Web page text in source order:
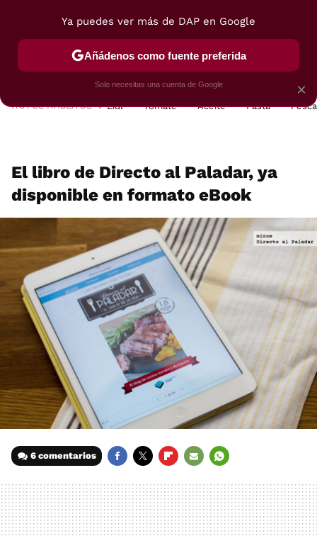
POSTRES VIAJES SELECCIÓN VEGUI
HOY SE HABLA DE Lidl Tomate Aceite Pasta
El libro de Directo al Paladar, ya
disponible en formato eBook
6 comentarios
MAIL
×
Ya puedes ver más de DAP en Google
Añádenos como fuente preferida
Solo necesitas una cuenta de Google